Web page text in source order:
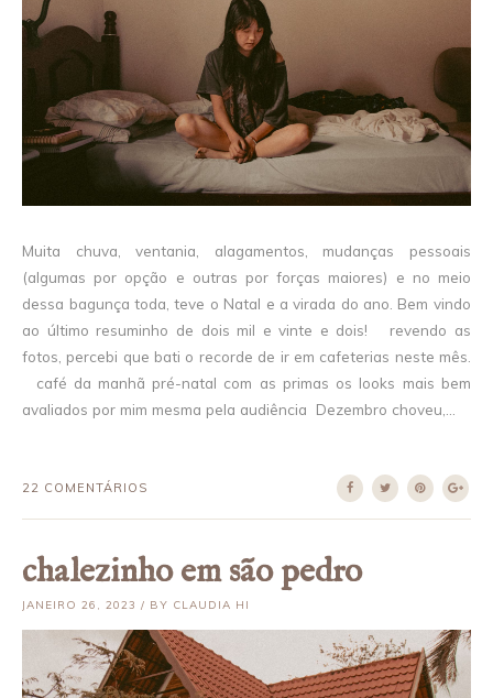
Muita chuva, ventania, alagamentos, mudanças pessoais
(algumas por opção e outras por forças maiores) e no meio
dessa bagunça toda, teve o Natal e a virada do ano. Bem vindo
ao último resuminho de dois mil e vinte e dois! revendo as
fotos, percebi que bati o recorde de ir em cafeterias neste mês.
café da manhã pré-natal com as primas os looks mais bem
avaliados por mim mesma pela audiência Dezembro choveu,...
22 COMENTÁRIOS
chalezinho em são pedro
JANEIRO 26, 2023 / BY CLAUDIA HI